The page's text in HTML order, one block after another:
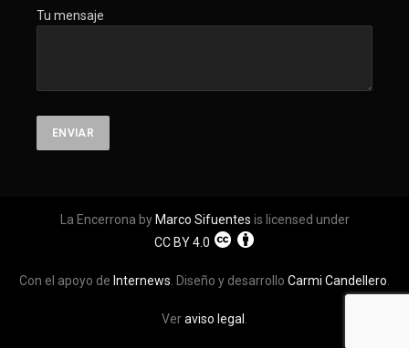
Tu mensaje
La Encerrona by Marco Sifuentes is licensed under
CC BY 4.0
Con el apoyo de Internews . Diseño y desarrollo Carmi Candellero
Veraviso legal